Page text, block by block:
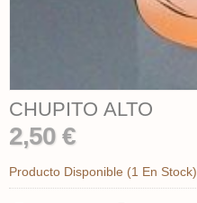
CHUPITO ALTO
2,50 €
Producto Disponible (1 En Stock)